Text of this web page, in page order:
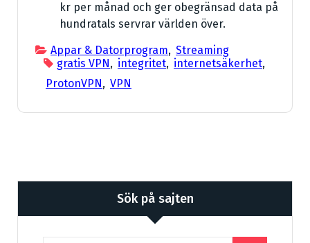
kr per månad och ger obegränsad data på
hundratals servrar världen över.
Appar & Datorprogram, Streaming
gratis VPN , integritet, internetsäkerhet,
ProtonVPN , VPN
Sök på sajten